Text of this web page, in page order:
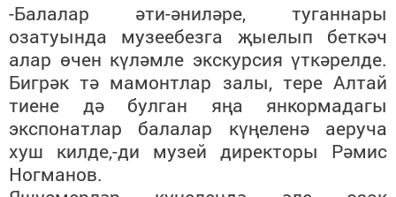
-Балалар әти-әниләре, туганнары
озатуында музеебезга җыелып беткәч
алар өчен күләмле экскурсия үткәрелде.
Бигрәк тә мамонтлар залы, тере Алтай
тиене дә булган яңа янкормадагы
экспонатлар балалар күңеленә аеруча
хуш килде,-ди музей директоры Рәмис
Ногманов.